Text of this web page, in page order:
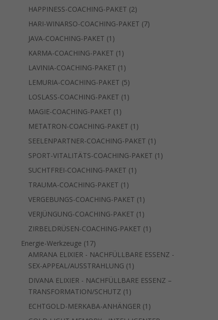
HAPPINESS-COACHING-PAKET 22
Produkte
HARI-WINARSO-COACHING-PAKET 77
JAVA-COACHING-PAKET 1 1
Produkt
KARMA-COACHING-PAKET 1 1
Produkt
LAVINIA-COACHING-PAKET 1 1
Produkt
LEMURIA-COACHING-PAKET 55
Produkte
LOSLASS-COACHING-PAKET 1 1
MAGIE-COACHING-PAKET 1 1
Produkt
METATRON-COACHING-PAKET 1 1
Produkt
SEELENPARTNER-COACHING-PAKET 1 1
Produkt
SPORT-VITALITÄTS-COACHING-PAKET 1 1
SUCHTFREI-COACHING-PAKET 1 1
TRAUMA-COACHING-PAKET 1 1
Produkt
VERGEBUNGS-COACHING-PAKET 1 1
Produkt
VERJÜNGUNG-COACHING-PAKET 1 1
Produkt
ZIRBELDRÜSEN-COACHING-PAKET 1 1
Energie-Werkzeuge 1717
Produkte
AMRANA ELIXIER - NACHFÜLLBARE ESSENZ -
SEX-APPEAL/AUSSTRAHLUNG 1 1
Produkt
DIVANA ELIXIER - NACHFÜLLBARE ESSENZ –
TRANSFORMATION/SCHUTZ 1 1
Produkt
ECHTGOLD-MERKABA-ANHÄNGER 1 1
Produkt